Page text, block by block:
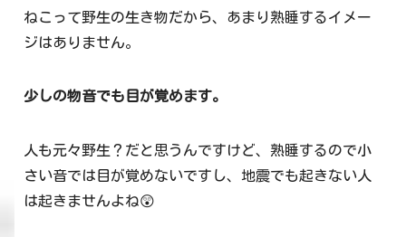
ねこって野生の生き物だから、あまり熟睡するイメー
ジはありません。
少しの物音でも目が覚めます。
人も元々野生？だと思うんですけど、熟睡するので小
さい音では目が覚めないですし、地震でも起きない人
は起きませんよね😲